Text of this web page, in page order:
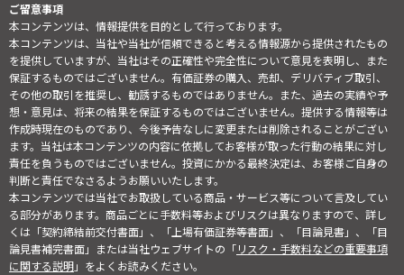
ご留意事項
本コンテンツは、情報提供を目的として行っております。
本コンテンツは、当社や当社が信頼できると考える情報源から提供されたもの
を提供していますが、当社はその正確性や完全性について意見を表明し、また
保証するものではございません。有価証券の購入、売却、デリバティブ取引、
その他の取引を推奨し、勧誘するものではありません。また、過去の実績や予
想・意見は、将来の結果を保証するものではございません。提供する情報等は
作成時現在のものであり、今後予告なしに変更または削除されることがござい
ます。当社は本コンテンツの内容に依拠してお客様が取った行動の結果に対し
責任を負うものではございません。投資にかかる最終決定は、お客様ご自身の
判断と責任でなさるようお願いいたします。
本コンテンツでは当社でお取扱している商品・サービス等について言及してい
る部分があります。商品ごとに手数料等およびリスクは異なりますので、詳し
くは「契約締結前交付書面」、「上場有価証券等書面」、「目論見書」、「目
論見書補完書面」または当社ウェブサイトの「リスク・手数料などの重要事項
に関する説明」をよくお読みください。